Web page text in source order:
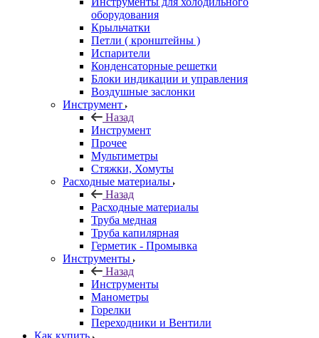
оборудования
Крыльчатки
Петли ( кронштейны )
Испарители
Конденсаторные решетки
Блоки индикации и управления
Воздушные заслонки
Инструмент
Назад
Инструмент
Прочее
Мультиметры
Стяжки, Хомуты
Расходные материалы
Назад
Расходные материалы
Труба медная
Труба капилярная
Герметик - Промывка
Инструменты
Назад
Инструменты
Манометры
Горелки
Переходники и Вентили
Как купить